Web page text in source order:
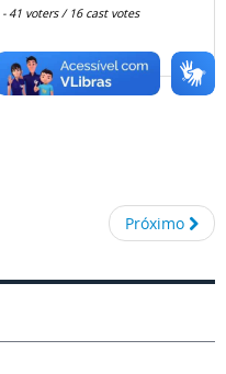
- 41 voters / 16 cast votes
Próximo